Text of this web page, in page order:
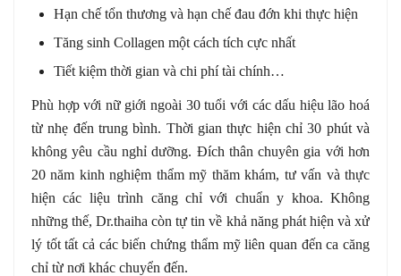
Hạn chế tổn thương và hạn chế đau đớn khi thực hiện
Tăng sinh Collagen một cách tích cực nhất
Tiết kiệm thời gian và chi phí tài chính…
Phù hợp với nữ giới ngoài 30 tuổi với các dấu hiệu lão hoá
từ nhẹ đến trung bình. Thời gian thực hiện chỉ 30 phút và
không yêu cầu nghỉ dưỡng. Đích thân chuyên gia với hơn
20 năm kinh nghiệm thẩm mỹ thăm khám, tư vấn và thực
hiện các liệu trình căng chỉ với chuẩn y khoa. Không
những thế, Dr.thaiha còn tự tin về khả năng phát hiện và xử
lý tốt tất cả các biến chứng thẩm mỹ liên quan đến ca căng
chỉ từ nơi khác chuyển đến.